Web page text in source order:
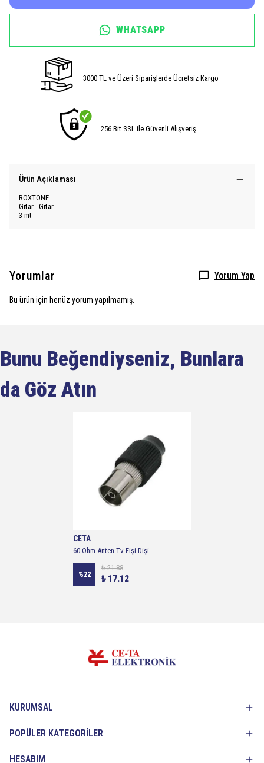
WHATSAPP
3000 TL ve Üzeri Siparişlerde Ücretsiz Kargo
256 Bit SSL ile Güvenli Alışveriş
Ürün Açıklaması
ROXTONE
Gitar - Gitar
3 mt
Yorumlar Yorum Yap
Bu ürün için henüz yorum yapılmamış.
Bunu Beğendiyseniz, Bunlara
da Göz Atın
CETA
60 Ohm Anten Tv Fişi Dişi
%22
₺ 21.88
₺ 17.12
KURUMSAL
POPÜLER KATEGORİLER
HESABIM